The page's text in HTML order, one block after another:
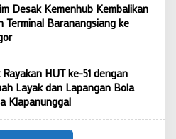
Desak Kemenhub Kembalikan
Terminal Baranangsiang ke
HUT ke-51 dengan
Layak dan Lapangan Bola
Klapanunggal